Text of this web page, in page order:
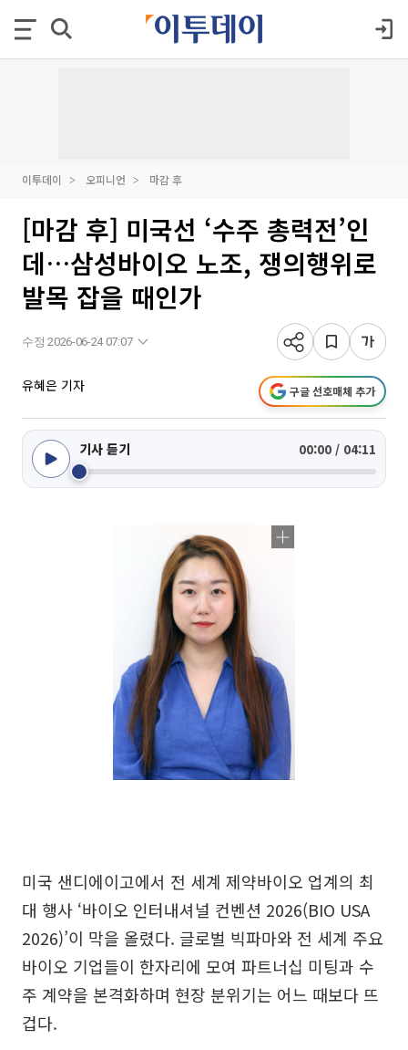
이투데이 오피니언 마감 후
[마감 후] 미국선 ‘수주 총력전’인
데…삼성바이오 노조, 쟁의행위로
발목 잡을 때인가
수정 2026-06-24 07:07
유혜은 기자 구글 선호매체 추가
기사 듣기 00:00 / 04:11
미국 샌디에이고에서 전 세계 제약바이오 업계의 최
대 행사 ‘바이오 인터내셔널 컨벤션 2026(BIO USA
2026)’이 막을 올렸다. 글로벌 빅파마와 전 세계 주요
바이오 기업들이 한자리에 모여 파트너십 미팅과 수
주 계약을 본격화하며 현장 분위기는 어느 때보다 뜨
겁다.